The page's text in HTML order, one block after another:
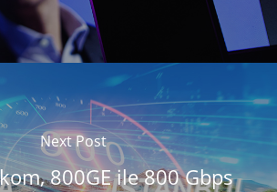
Next Post
800GE ile 800 Gbps